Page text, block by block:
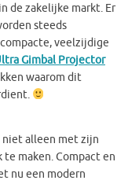
de zakelijke markt. Er
steeds
veelzijdige
Gimbal Projector
waarom dit
niet alleen met zijn
maken. Compact en
nu een modern